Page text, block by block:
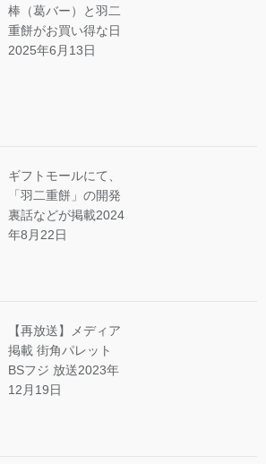
棒（葛バー）と羽二
重餅がお買い得な日
2025年6月13日
ギフトモールにて、
「羽二重餅」の開発
裏話などが掲載2024
年8月22日
【再放送】メディア
掲載 街角パレット
BSフジ 放送2023年
12月19日